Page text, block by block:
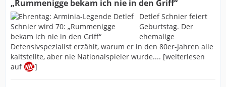
„Rummenigge bekam ich nie in den Griff“
Detlef Schnier feiert
Geburtstag. Der
ehemalige
Defensivspezialist erzählt, warum er in den 80er-Jahren alle
kaltstellte, aber nie Nationalspieler wurde.... [weiterlesen
auf
]